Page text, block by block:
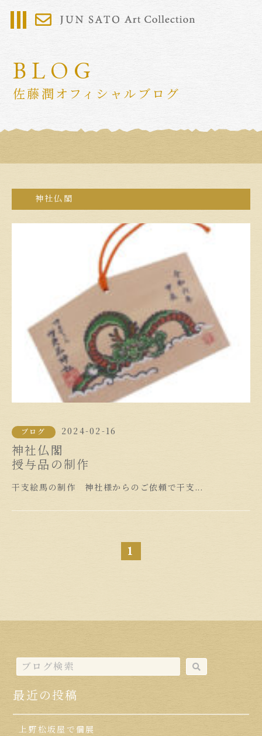
BLOG
佐藤潤オフィシャルブログ
神社仏閣
ブログ 2024-02-16
神社仏閣
授与品の制作
干支絵馬の制作 神社様からのご依頼で干支...
1
最近の投稿
上野松坂屋で個展